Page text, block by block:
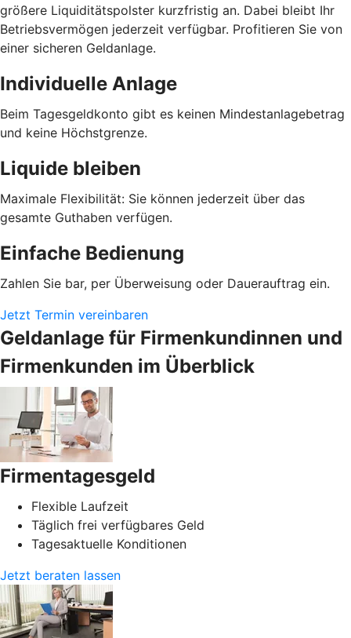
größere Liquiditätspolster kurzfristig an. Dabei bleibt Ihr
Betriebsvermögen jederzeit verfügbar. Profitieren Sie von
einer sicheren Geldanlage.
Individuelle Anlage
Beim Tagesgeldkonto gibt es keinen Mindestanlagebetrag
und keine Höchstgrenze.
Liquide bleiben
Maximale Flexibilität: Sie können jederzeit über das
gesamte Guthaben verfügen.
Einfache Bedienung
Zahlen Sie bar, per Überweisung oder Dauerauftrag ein.
Jetzt Termin vereinbaren
Geldanlage für Firmenkundinnen und
Firmenkunden im Überblick
Firmentagesgeld
Flexible Laufzeit
Täglich frei verfügbares Geld
Tagesaktuelle Konditionen
Jetzt beraten lassen